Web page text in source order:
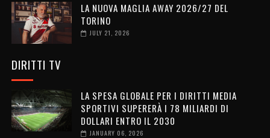
LA NUOVA MAGLIA AWAY 2026/27 DEL
TORINO
JULY 21, 2026
DIRITTI TV
LA SPESA GLOBALE PER I DIRITTI MEDIA
SPORTIVI SUPERERÀ I 78 MILIARDI DI
DOLLARI ENTRO IL 2030
JANUARY 06, 2026